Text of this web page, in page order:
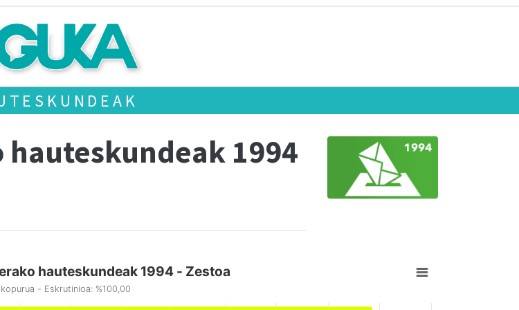
1994
hauteskundeak 1994 - Zestoa
- Eskrutinioa: %100,00